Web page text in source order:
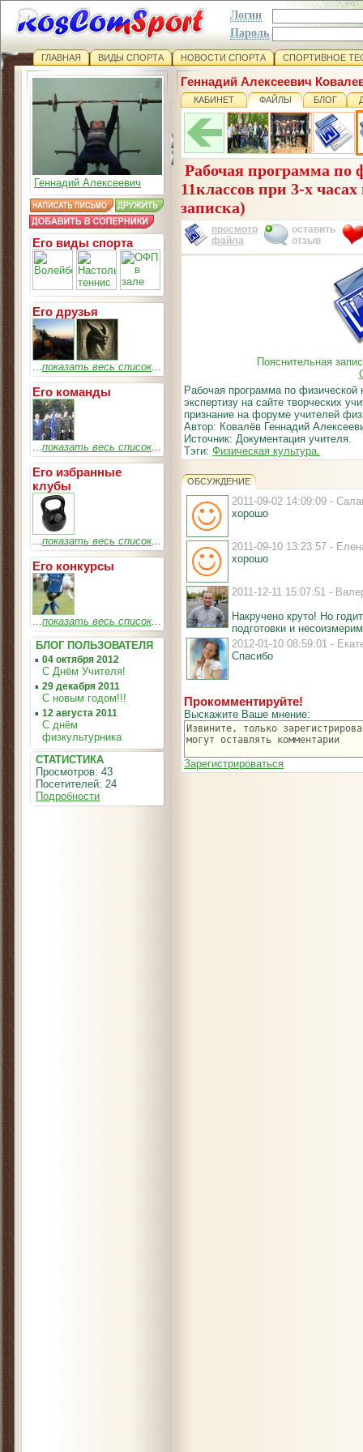
Логин
Пароль
ГЛАВНАЯ ВИДЫ СПОРТА НОВОСТИ СПОРТА СПОРТИВНОЕ
Геннадий Алексеевич
Его виды спорта
Его друзья
...показать весь список...
Его команды
...показать весь список...
Его избранные
клубы
...показать весь список...
Его конкурсы
...показать весь список...
БЛОГ ПОЛЬЗОВАТЕЛЯ
▪ 04 октября 2012
С Днём Учителя!
▪ 29 декабря 2011
С новым годом!!!
▪ 12 августа 2011
С днём
физкультурника
СТАТИСТИКА
Просмотров: 43
Посетителей: 24
Подробности
Геннадий Алексеевич
КАБИНЕТ ФАЙЛЫ БЛОГ
Рабочая программа по
11классов при 3-х
записка)
просмотр
файла
оставить
отзыв
Пояснительная
Рабочая программа по
экспертизу на сайте творческих
признание на форуме учителей
Автор: Ковалёв Геннадий
Источник: Документация учителя.
Тэги: Физическая культура.
ОБСУЖДЕНИЕ
2011-09-02 14:09:09 -
хорошо
2011-09-10 13:23:57 -
хорошо
2011-12-11 15:07:51 -
Накручено круто! Но
подготовки и
2012-01-10 08:59:01 -
Спасибо
Прокомментируйте!
Выскажите Ваше мнение:
Зарегистрироваться